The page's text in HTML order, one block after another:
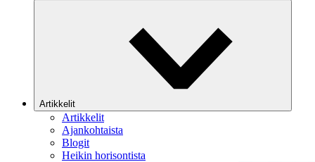
Artikkelit
Artikkelit
Ajankohtaista
Blogit
Heikin horisontista